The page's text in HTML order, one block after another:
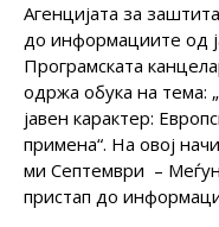
Агенцијата за
до информациите од
Програмската
одржа обука на тема:
јавен карактер:
примена“. На овој
ми Септември –
пристап до